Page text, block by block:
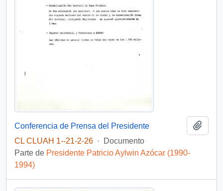
Conferencia de Prensa del Presidente
CL CLUAH 1--21-2-26 ·
Documento
Parte de Presidente Patricio Aylwin Azócar (1990-
1994)